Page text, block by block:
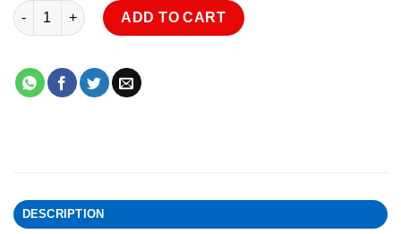
Máy Hút Sữa Rozabi Compact 2018 quantity
ADD TO CART
DESCRIPTION